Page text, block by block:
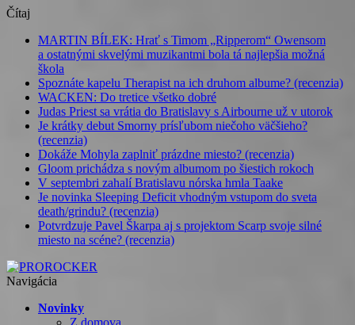
Čítaj
MARTIN BÍLEK: Hrať s Timom „Ripperom“ Owensom
a ostatnými skvelými muzikantmi bola tá najlepšia možná
škola
Spoznáte kapelu Therapist na ich druhom albume? (recenzia)
WACKEN: Do tretice všetko dobré
Judas Priest sa vrátia do Bratislavy s Airbourne už v utorok
Je krátky debut Smorny prísľubom niečoho väčšieho?
(recenzia)
Dokáže Mohyla zaplniť prázdne miesto? (recenzia)
Gloom prichádza s novým albumom po šiestich rokoch
V septembri zahalí Bratislavu nórska hmla Taake
Je novinka Sleeping Deficit vhodným vstupom do sveta
death/grindu? (recenzia)
Potvrdzuje Pavel Škarpa aj s projektom Scarp svoje silné
miesto na scéne? (recenzia)
Navigácia
Novinky
Z domova